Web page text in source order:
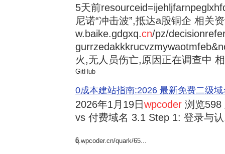
5天前
尼诺“冲击波”,抵达a股铜企 相关
w.baike.gdgxq.cn/pz/
火,无人员伤亡,原因正在调查中
GitHub
0成本建站指南:2026 最新免费二级
2026年1月19日wpcoder 浏览598
vs 付费域名 3.1 Step 1: 登录与
6
q.wpcoder.cn/quark/65...